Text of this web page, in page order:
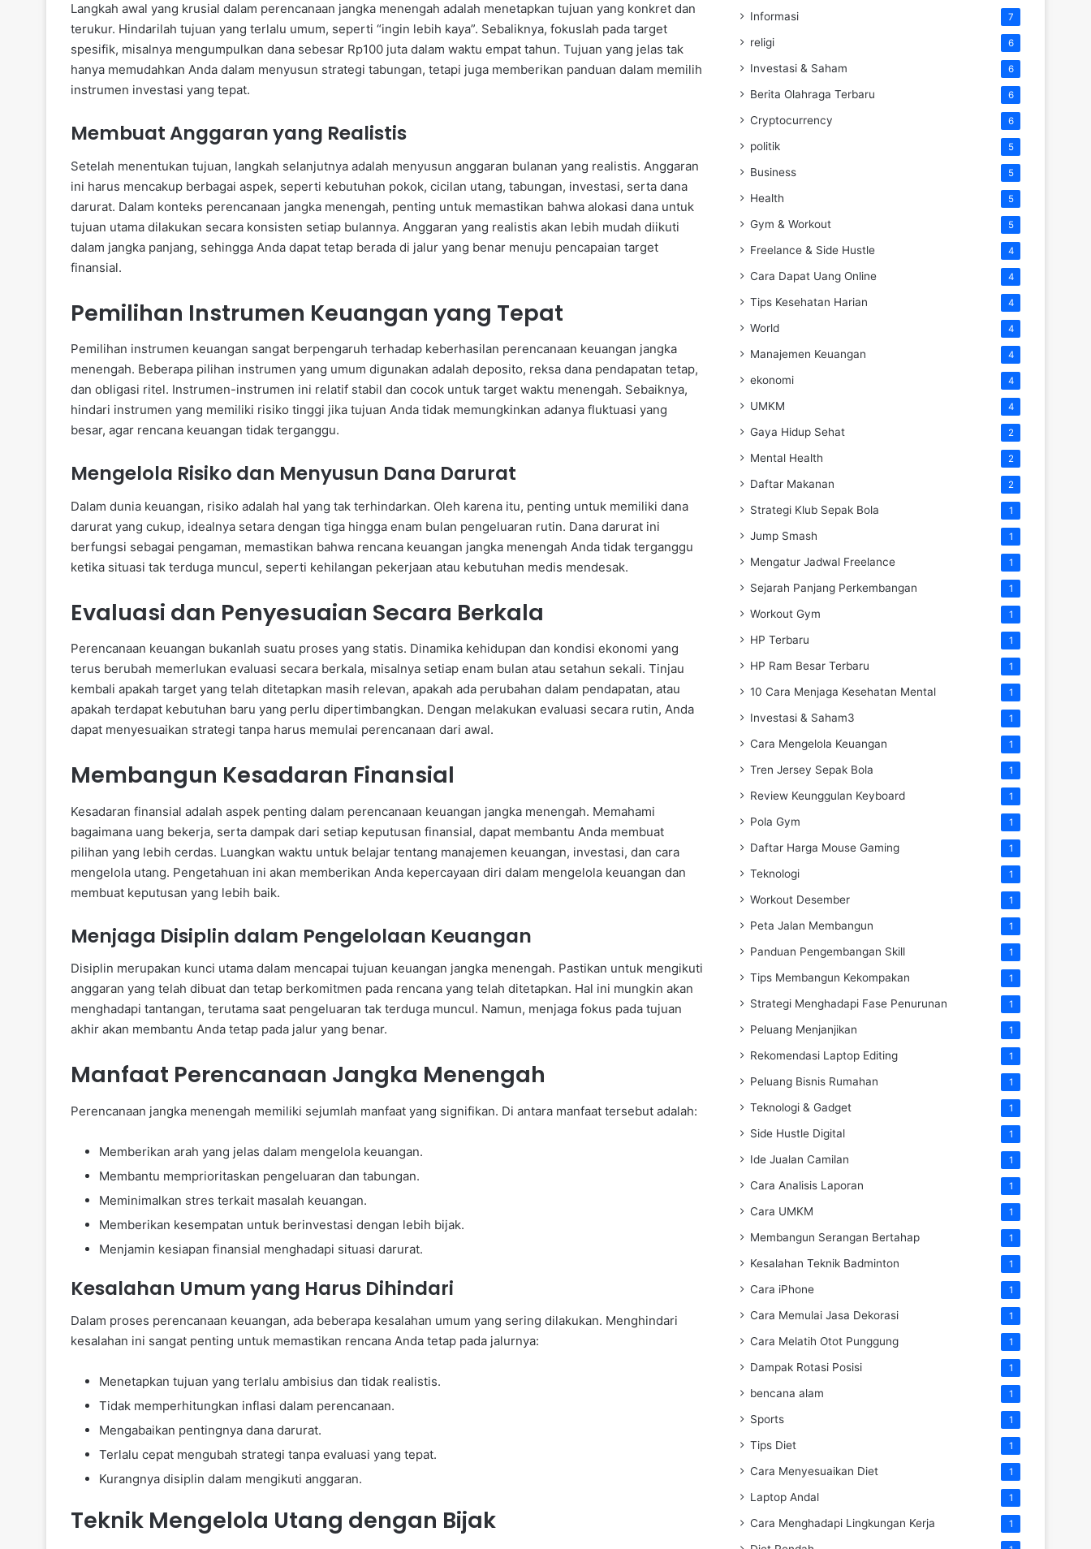
Langkah awal yang krusial dalam perencanaan jangka menengah adalah menetapkan tujuan yang konkret dan
terukur. Hindarilah tujuan yang terlalu umum, seperti “ingin lebih kaya”. Sebaliknya, fokuslah pada target
spesifik, misalnya mengumpulkan dana sebesar Rp100 juta dalam waktu empat tahun. Tujuan yang jelas tak
hanya memudahkan Anda dalam menyusun strategi tabungan, tetapi juga memberikan panduan dalam memilih
instrumen investasi yang tepat.
Membuat Anggaran yang Realistis
Setelah menentukan tujuan, langkah selanjutnya adalah menyusun anggaran bulanan yang realistis. Anggaran
ini harus mencakup berbagai aspek, seperti kebutuhan pokok, cicilan utang, tabungan, investasi, serta dana
darurat. Dalam konteks perencanaan jangka menengah, penting untuk memastikan bahwa alokasi dana untuk
tujuan utama dilakukan secara konsisten setiap bulannya. Anggaran yang realistis akan lebih mudah diikuti
dalam jangka panjang, sehingga Anda dapat tetap berada di jalur yang benar menuju pencapaian target
finansial.
Pemilihan Instrumen Keuangan yang Tepat
Pemilihan instrumen keuangan sangat berpengaruh terhadap keberhasilan perencanaan keuangan jangka
menengah. Beberapa pilihan instrumen yang umum digunakan adalah deposito, reksa dana pendapatan tetap,
dan obligasi ritel. Instrumen-instrumen ini relatif stabil dan cocok untuk target waktu menengah. Sebaiknya,
hindari instrumen yang memiliki risiko tinggi jika tujuan Anda tidak memungkinkan adanya fluktuasi yang
besar, agar rencana keuangan tidak terganggu.
Mengelola Risiko dan Menyusun Dana Darurat
Dalam dunia keuangan, risiko adalah hal yang tak terhindarkan. Oleh karena itu, penting untuk memiliki dana
darurat yang cukup, idealnya setara dengan tiga hingga enam bulan pengeluaran rutin. Dana darurat ini
berfungsi sebagai pengaman, memastikan bahwa rencana keuangan jangka menengah Anda tidak terganggu
ketika situasi tak terduga muncul, seperti kehilangan pekerjaan atau kebutuhan medis mendesak.
Evaluasi dan Penyesuaian Secara Berkala
Perencanaan keuangan bukanlah suatu proses yang statis. Dinamika kehidupan dan kondisi ekonomi yang
terus berubah memerlukan evaluasi secara berkala, misalnya setiap enam bulan atau setahun sekali. Tinjau
kembali apakah target yang telah ditetapkan masih relevan, apakah ada perubahan dalam pendapatan, atau
apakah terdapat kebutuhan baru yang perlu dipertimbangkan. Dengan melakukan evaluasi secara rutin, Anda
dapat menyesuaikan strategi tanpa harus memulai perencanaan dari awal.
Membangun Kesadaran Finansial
Kesadaran finansial adalah aspek penting dalam perencanaan keuangan jangka menengah. Memahami
bagaimana uang bekerja, serta dampak dari setiap keputusan finansial, dapat membantu Anda membuat
pilihan yang lebih cerdas. Luangkan waktu untuk belajar tentang manajemen keuangan, investasi, dan cara
mengelola utang. Pengetahuan ini akan memberikan Anda kepercayaan diri dalam mengelola keuangan dan
membuat keputusan yang lebih baik.
Menjaga Disiplin dalam Pengelolaan Keuangan
Disiplin merupakan kunci utama dalam mencapai tujuan keuangan jangka menengah. Pastikan untuk mengikuti
anggaran yang telah dibuat dan tetap berkomitmen pada rencana yang telah ditetapkan. Hal ini mungkin akan
menghadapi tantangan, terutama saat pengeluaran tak terduga muncul. Namun, menjaga fokus pada tujuan
akhir akan membantu Anda tetap pada jalur yang benar.
Manfaat Perencanaan Jangka Menengah
Perencanaan jangka menengah memiliki sejumlah manfaat yang signifikan. Di antara manfaat tersebut adalah:
Memberikan arah yang jelas dalam mengelola keuangan.
Membantu memprioritaskan pengeluaran dan tabungan.
Meminimalkan stres terkait masalah keuangan.
Memberikan kesempatan untuk berinvestasi dengan lebih bijak.
Menjamin kesiapan finansial menghadapi situasi darurat.
Kesalahan Umum yang Harus Dihindari
Dalam proses perencanaan keuangan, ada beberapa kesalahan umum yang sering dilakukan. Menghindari
kesalahan ini sangat penting untuk memastikan rencana Anda tetap pada jalurnya:
Menetapkan tujuan yang terlalu ambisius dan tidak realistis.
Tidak memperhitungkan inflasi dalam perencanaan.
Mengabaikan pentingnya dana darurat.
Terlalu cepat mengubah strategi tanpa evaluasi yang tepat.
Kurangnya disiplin dalam mengikuti anggaran.
Teknik Mengelola Utang dengan Bijak
Informasi 7
religi 6
Investasi & Saham 6
Berita Olahraga Terbaru 6
Cryptocurrency 6
politik 5
Business 5
Health 5
Gym & Workout 5
Freelance & Side Hustle 4
Cara Dapat Uang Online 4
Tips Kesehatan Harian 4
World 4
Manajemen Keuangan 4
ekonomi 4
UMKM 4
Gaya Hidup Sehat 2
Mental Health 2
Daftar Makanan 2
Strategi Klub Sepak Bola 1
Jump Smash 1
Mengatur Jadwal Freelance 1
Sejarah Panjang Perkembangan 1
Workout Gym 1
HP Terbaru 1
HP Ram Besar Terbaru 1
10 Cara Menjaga Kesehatan Mental 1
Investasi & Saham3 1
Cara Mengelola Keuangan 1
Tren Jersey Sepak Bola 1
Review Keunggulan Keyboard 1
Pola Gym 1
Daftar Harga Mouse Gaming 1
Teknologi 1
Workout Desember 1
Peta Jalan Membangun 1
Panduan Pengembangan Skill 1
Tips Membangun Kekompakan 1
Strategi Menghadapi Fase Penurunan 1
Peluang Menjanjikan 1
Rekomendasi Laptop Editing 1
Peluang Bisnis Rumahan 1
Teknologi & Gadget 1
Side Hustle Digital 1
Ide Jualan Camilan 1
Cara Analisis Laporan 1
Cara UMKM 1
Membangun Serangan Bertahap 1
Kesalahan Teknik Badminton 1
Cara iPhone 1
Cara Memulai Jasa Dekorasi 1
Cara Melatih Otot Punggung 1
Dampak Rotasi Posisi 1
bencana alam 1
Sports 1
Tips Diet 1
Cara Menyesuaikan Diet 1
Laptop Andal 1
Cara Menghadapi Lingkungan Kerja 1